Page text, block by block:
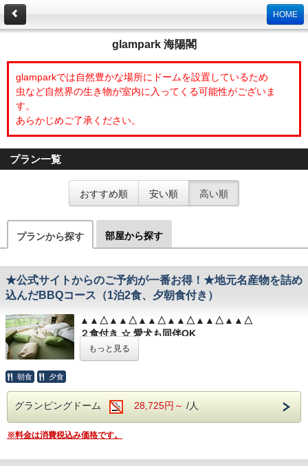
HOME
glampark 海陽閣
glamparkでは自然豊かな場所にドームを設置しているため
虫など自然界の生き物が室内に入ってくる可能性がございま
す。
あらかじめご了承ください。
プラン一覧
おすすめ順 安い順 高い順
プランから探す 部屋から探す
★公式サイトからのご予約が一番お得！★地元名産物を詰め
込んだBBQコース（1泊2食、夕朝食付き）
▲▲△▲▲△▲▲△▲▲△▲▲△▲▲△
２食付き ☆ 愛犬も同伴OK
地元のうまいを贅沢につめこみました！
ウッドデッキテラスでワイワイBBQ♪
地元の新鮮な食材をふんだんに使用したお食事をご
用意しております。
ぜひこの機会にお楽しみくださいませ。
もっと見る
朝食 夕食
グランピングドーム 28,725円～ /人
※料金は消費税込み価格です。